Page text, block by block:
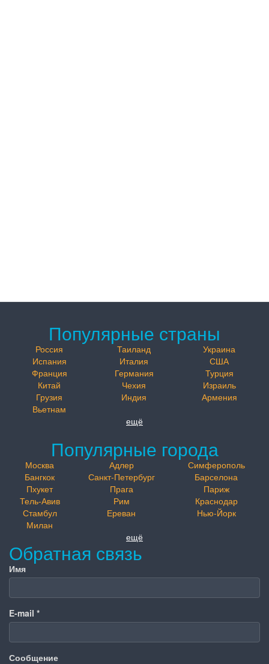
Популярные страны
Россия Таиланд
Украина
Испания
Италия
США
Франция
Германия
Турция
Китай
Чехия
Израиль
Грузия
Индия
Армения
Вьетнам
ещё
Популярные города
Москва Адлер
Симферополь
Бангкок
Санкт-Петербург
Барселона
Пхукет
Прага
Париж
Тель-Авив
Рим
Краснодар
Стамбул
Ереван
Нью-Йорк
Милан
ещё
Обратная связь
Имя
E-mail *
Сообщение